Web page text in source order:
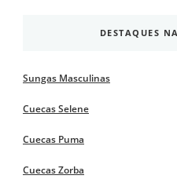
DESTAQUES
Sungas Masculinas
Cuecas Selene
Cuecas Puma
Cuecas Zorba